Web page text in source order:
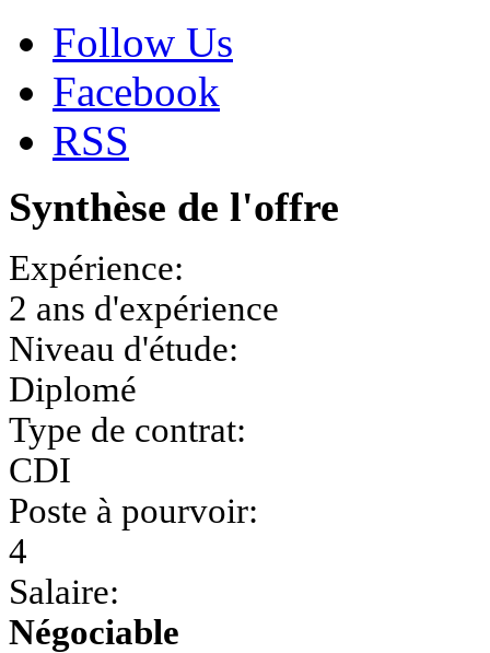
Follow Us
Facebook
RSS
Synthèse de l'offre
Expérience:
2 ans d'expérience
Niveau d'étude:
Diplomé
Type de contrat:
CDI
Poste à pourvoir:
4
Salaire:
Négociable